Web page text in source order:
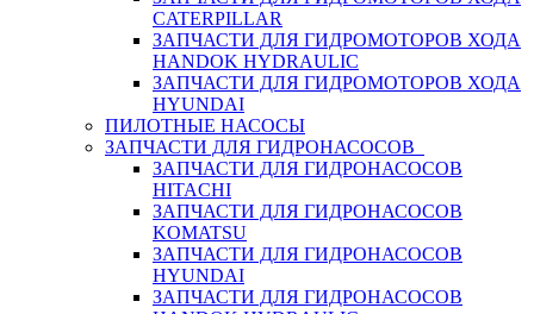
CATERPILLAR
ЗАПЧАСТИ ДЛЯ ГИДРОМОТОРОВ ХОДА
HANDOK HYDRAULIC
ЗАПЧАСТИ ДЛЯ ГИДРОМОТОРОВ ХОДА
HYUNDAI
ПИЛОТНЫЕ НАСОСЫ
ЗАПЧАСТИ ДЛЯ ГИДРОНАСОСОВ
ЗАПЧАСТИ ДЛЯ ГИДРОНАСОСОВ
HITACHI
ЗАПЧАСТИ ДЛЯ ГИДРОНАСОСОВ
KOMATSU
ЗАПЧАСТИ ДЛЯ ГИДРОНАСОСОВ
HYUNDAI
ЗАПЧАСТИ ДЛЯ ГИДРОНАСОСОВ